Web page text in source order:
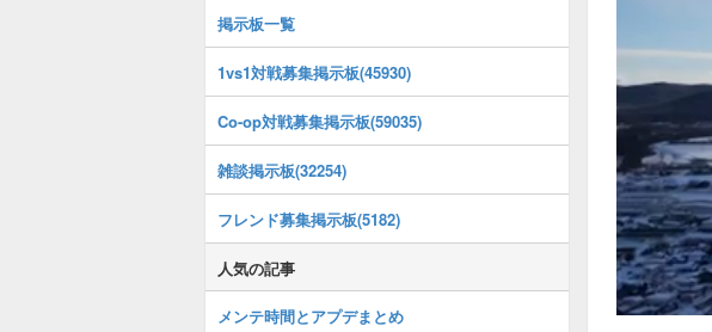
掲示板一覧
1vs1対戦募集掲示板(45930)
Co-op対戦募集掲示板(59035)
雑談掲示板(32254)
フレンド募集掲示板(5182)
人気の記事
メンテ時間とアプデまとめ